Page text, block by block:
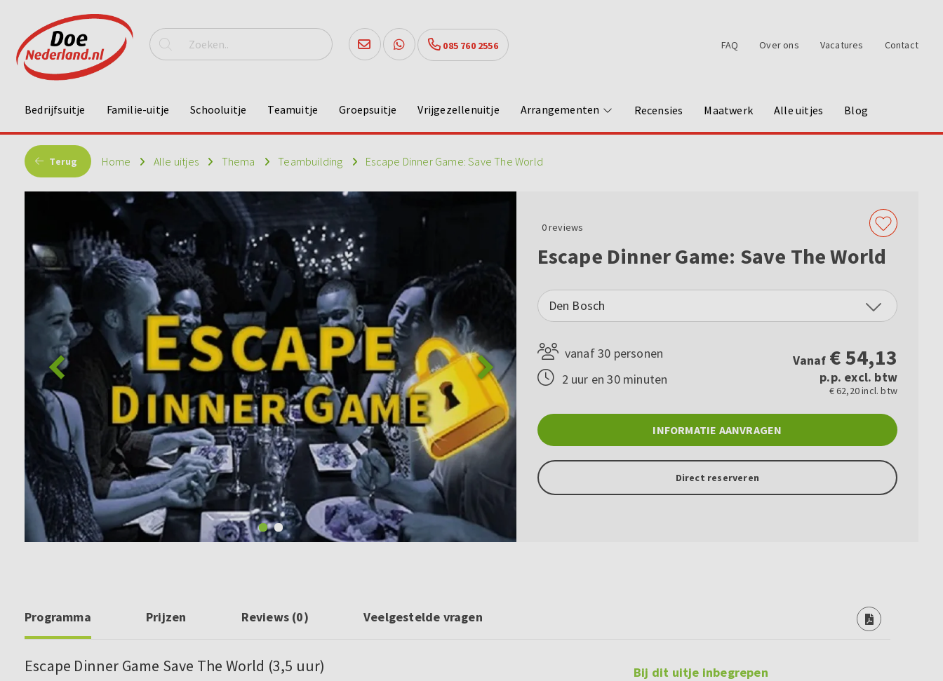
085 760 2556 FAQ Over ons Vacatures Contact
Bedrijfsuitje Familie-uitje Schooluitje Teamuitje Groepsuitje Vrijgezellenuitje Arrangementen Recensies Maatwerk Alle uitjes Blog
Terug Home Alle uitjes Thema Teambuilding Escape Dinner Game: Save The World
0reviews
Escape Dinner Game: Save The World
Den Bosch
vanaf 30 personen
2 uur en 30 minuten
Vanaf €54,13
p.p. excl. btw
€ 62,20 incl. btw
INFORMATIE AANVRAGEN
Direct reserveren
Programma Prijzen Reviews (0) Veelgestelde vragen
Escape Dinner Game Save The World (3,5 uur) Bij dit uitje inbegrepen